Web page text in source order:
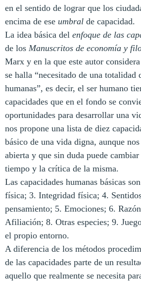
en el sentido de lograr que los
encima de ese umbral de capacidad.
La idea básica del enfoque de las
de los Manuscritos de economía y
Marx y en la que este autor
se halla “necesitado de una totalidad
humanas”, es decir, el ser humano
capacidades que en el fondo se
oportunidades para desarrollar una
nos propone una lista de diez
básico de una vida digna, aunque
abierta y que sin duda puede
tiempo y la crítica de la misma.
Las capacidades humanas básicas
física; 3. Integridad física; 4.
pensamiento; 5. Emociones; 6.
Afiliación; 8. Otras especies; 9.
el propio entorno.
A diferencia de los métodos
de las capacidades parte de un
aquello que realmente se necesita